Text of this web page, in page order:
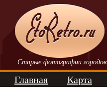
Старые фотографии городов
Главная Карта